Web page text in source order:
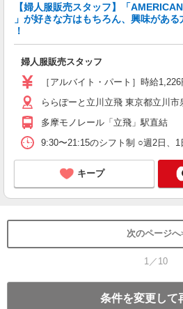
【婦人服販売スタッフ】「
」が好きな方はもちろん、興味がある
！
婦人服販売スタッフ
［アルバイト・パート］時給1,226
ららぽーと立川立飛 東京都立川市
多摩モノレール「立飛」駅直結
9:30〜21:15のシフト制 ○週2日、
キープ
次のページへ
1／10
条件を変更して